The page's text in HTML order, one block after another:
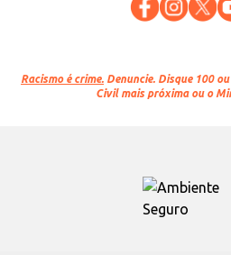
Racismo é crime. Denuncie. Disque 100
Civil mais próxima ou o